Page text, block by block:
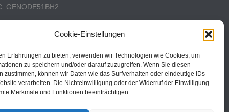
Cookie-Einstellungen
Erfahrungen zu bieten, verwenden wir Technologien wie Cookies, um
zu speichern und/oder darauf zuzugreifen. Wenn Sie diesen
zustimmen, können wir Daten wie das Surfverhalten oder eindeutige IDs
verarbeiten. Die Nichteinwilligung oder der Widerruf der Einwilligung
Merkmale und Funktionen beeinträchtigen.
GENODE51BH2
60-742493-7
CH31 0900 0000 6074 2493 7
POFICHBEXXX